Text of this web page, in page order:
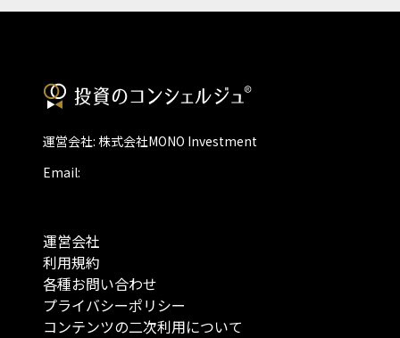
運営会社: 株式会社MONO Investment
Email:
運営会社
利用規約
各種お問い合わせ
プライバシーポリシー
コンテンツの二次利用について